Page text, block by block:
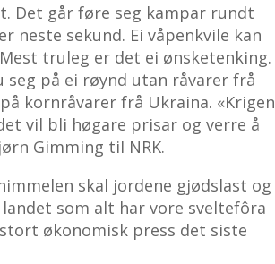
Det går føre seg kampar rundt
neste sekund. Ei våpenkvile kan
truleg er det ei ønsketenking.
seg på ei røynd utan råvarer frå
kornråvarer frå Ukraina. «Krigen
vil bli høgare prisar og verre å
Gimming til NRK.
skal jordene gjødslast og
som alt har vore sveltefôra
økonomisk press det siste